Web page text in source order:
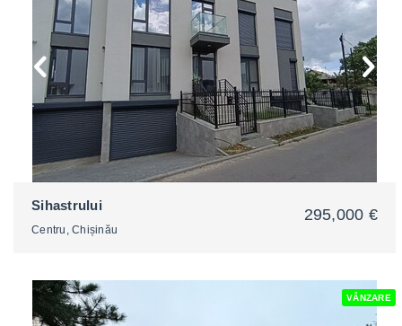
Sihastrului
Centru, Chișinău
295,000 €
VÂNZARE